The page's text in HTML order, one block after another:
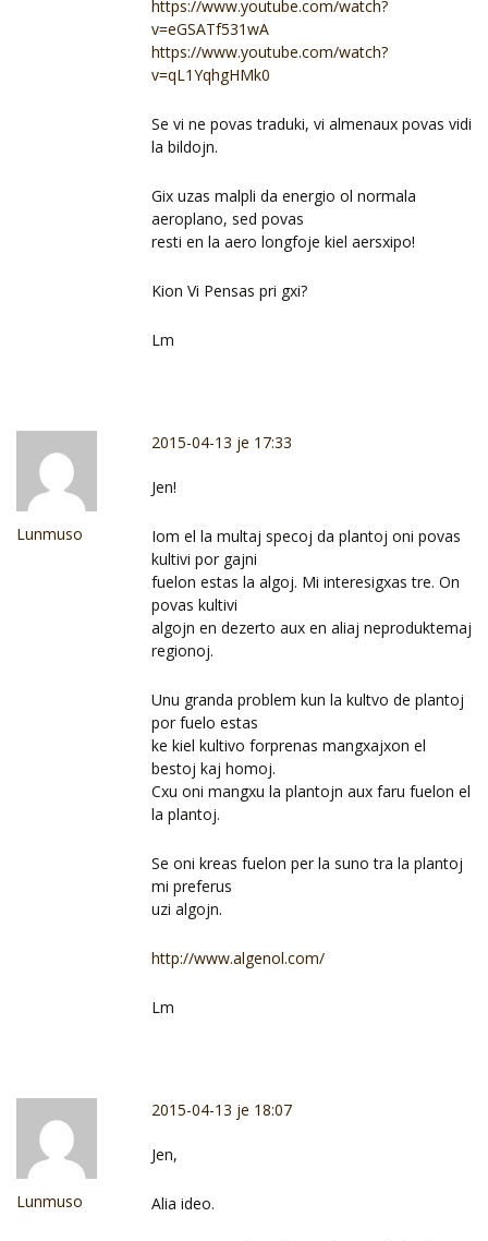
https://www.youtube.com/watch?
v=eGSATf531wA
https://www.youtube.com/watch?
v=qL1YqhgHMk0
Se vi ne povas traduki, vi almenaux povas vidi
la bildojn.
Gix uzas malpli da energio ol normala
aeroplano, sed povas
resti en la aero longfoje kiel aersxipo!
Kion Vi Pensas pri gxi?
Lm
Lunmuso
2015-04-13 je 17:33
Jen!
Iom el la multaj specoj da plantoj oni povas
kultivi por gajni
fuelon estas la algoj. Mi interesigxas tre. On
povas kultivi
algojn en dezerto aux en aliaj neproduktemaj
regionoj.
Unu granda problem kun la kultvo de plantoj
por fuelo estas
ke kiel kultivo forprenas mangxajxon el
bestoj kaj homoj.
Cxu oni mangxu la plantojn aux faru fuelon el
la plantoj.
Se oni kreas fuelon per la suno tra la plantoj
mi preferus
uzi algojn.
http://www.algenol.com/
Lm
Lunmuso
2015-04-13 je 18:07
Jen,
Alia ideo.